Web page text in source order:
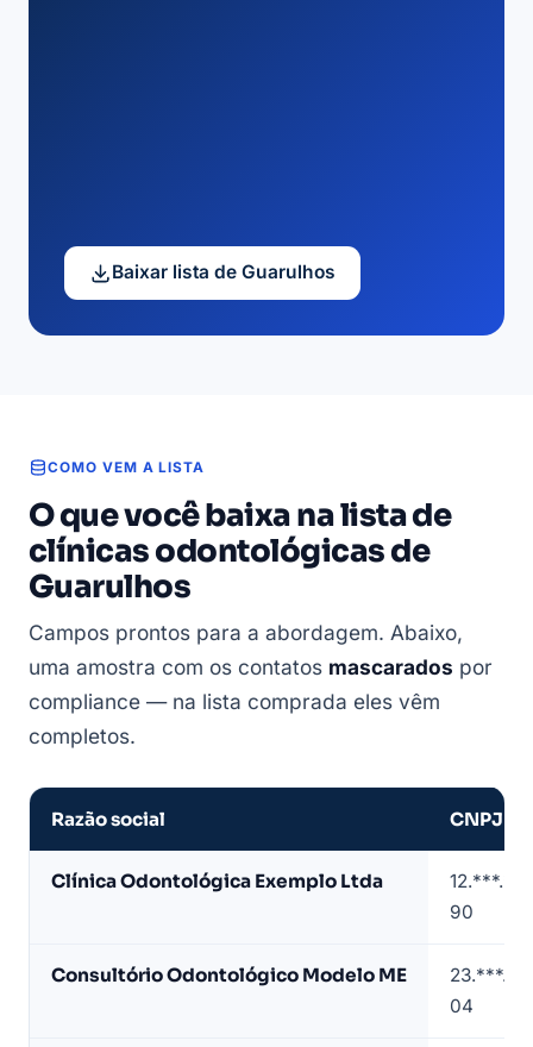
Baixar lista de Guarulhos
COMO VEM A LISTA
O que você baixa na lista de
clínicas odontológicas de
Guarulhos
Campos prontos para a abordagem. Abaixo,
uma amostra com os contatos mascarados por
compliance — na lista comprada eles vêm
completos.
clínicas
Razão social CNPJ
Clínica Odontológica Exemplo Ltda
90
Consultório Odontológico Modelo ME
04